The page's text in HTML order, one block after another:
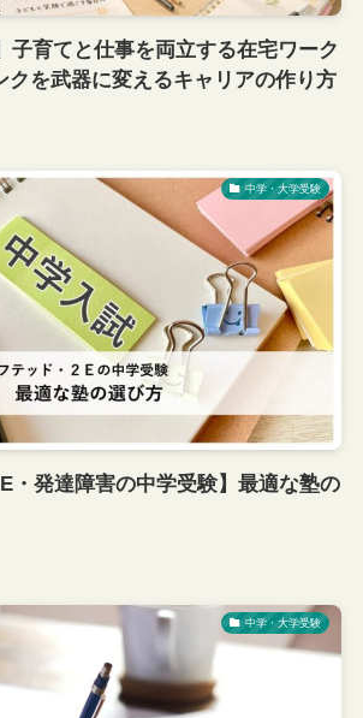
子育てと仕事を両立する在宅ワーク
クを武器に変えるキャリアの作り方
中学・大学受験
・発達障害の中学受験】最適な塾の
中学・大学受験